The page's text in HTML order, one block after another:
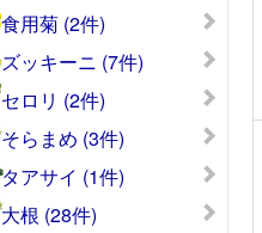
食用菊 (2件)
ズッキーニ (7件)
セロリ (2件)
そらまめ (3件)
タアサイ (1件)
大根 (28件)